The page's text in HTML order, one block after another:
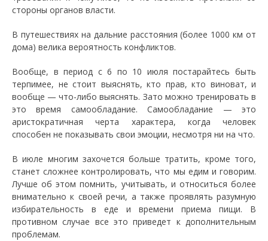
стороны органов власти.
В путешествиях на дальние расстояния (более 1000 км от
дома) велика вероятность конфликтов.
Вообще, в период с 6 по 10 июля постарайтесь быть
терпимее, не стоит выяснять, кто прав, кто виноват, и
вообще — что-либо выяснять. Зато можно тренировать в
это время самообладание. Самообладание — это
аристократичная черта характера, когда человек
способен не показывать свои эмоции, несмотря ни на что.
В июле многим захочется больше тратить, кроме того,
станет сложнее контролировать, что мы едим и говорим.
Лучше об этом помнить, учитывать, и относиться более
внимательно к своей речи, а также проявлять разумную
избирательность в еде и времени приема пищи. В
противном случае все это приведет к дополнительным
проблемам.